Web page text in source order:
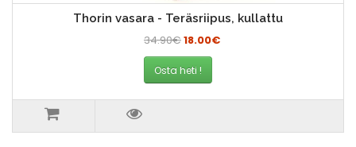
Thorin vasara - Teräsriipus, kullattu
34.90€18.00€
Osta heti !